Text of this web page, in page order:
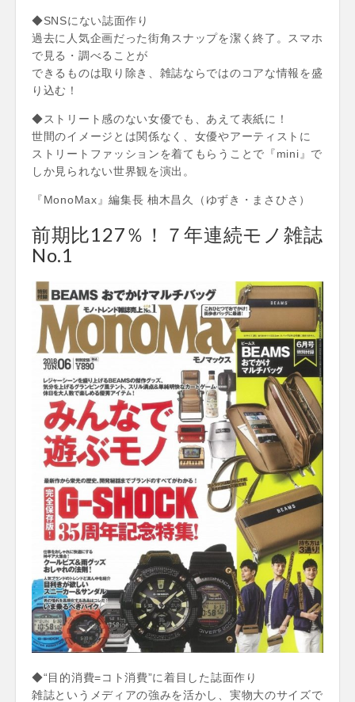
◆SNSにない誌面作り
過去に人気企画だった街角スナップを潔く終了。スマホ
で見る・調べることが
できるものは取り除き、雑誌ならではのコアな情報を盛
り込む！
◆ストリート感のない女優でも、あえて表紙に！
世間のイメージとは関係なく、女優やアーティストに
ストリートファッションを着てもらうことで『mini』で
しか見られない世界観を演出。
『MonoMax』編集長 柚木昌久（ゆずき・まさひさ）
前期比127％！７年連続モノ雑誌
No.1
◆“目的消費=コト消費”に着目した誌面作り
雑誌というメディアの強みを活かし、実物大のサイズで